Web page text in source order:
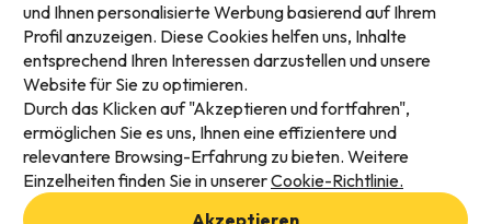
Verfügbare Zahlungsarten
Impressum und AGBs
und Ihnen personalisierte Werbung basierend auf Ihrem
Profil anzuzeigen. Diese Cookies helfen uns, Inhalte
entsprechend Ihren Interessen darzustellen und unsere
Website für Sie zu optimieren.
Durch das Klicken auf "Akzeptieren und fortfahren",
ermöglichen Sie es uns, Ihnen eine effizientere und
relevantere Browsing-Erfahrung zu bieten. Weitere
Einzelheiten finden Sie in unsererCookie-Richtlinie.
Akzeptieren